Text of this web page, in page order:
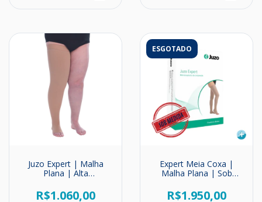
Juzo Expert | Malha
Plana | Alta
Coxa | 30-40 mmHg
R$1.060,00
ESGOTADO
Expert Meia Coxa |
Malha Plana | Sob
Compressão| 30-40
R$1.950,00